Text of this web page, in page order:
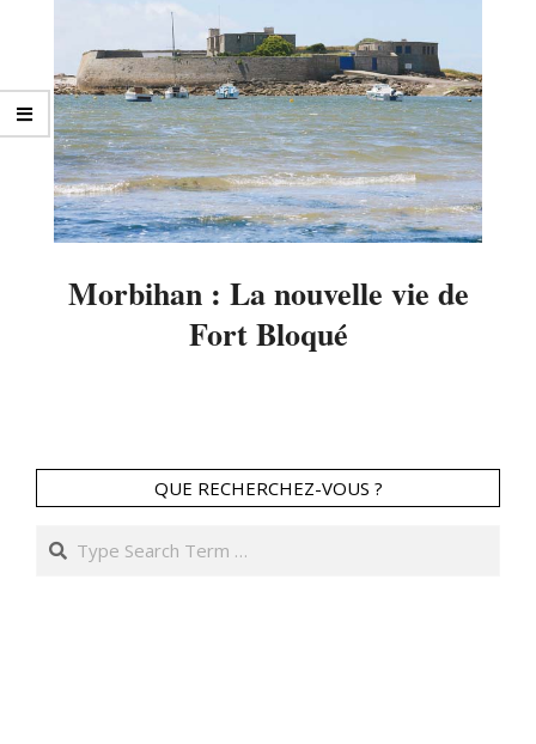
Morbihan : La nouvelle vie de
Fort Bloqué
QUE RECHERCHEZ-VOUS ?
Search